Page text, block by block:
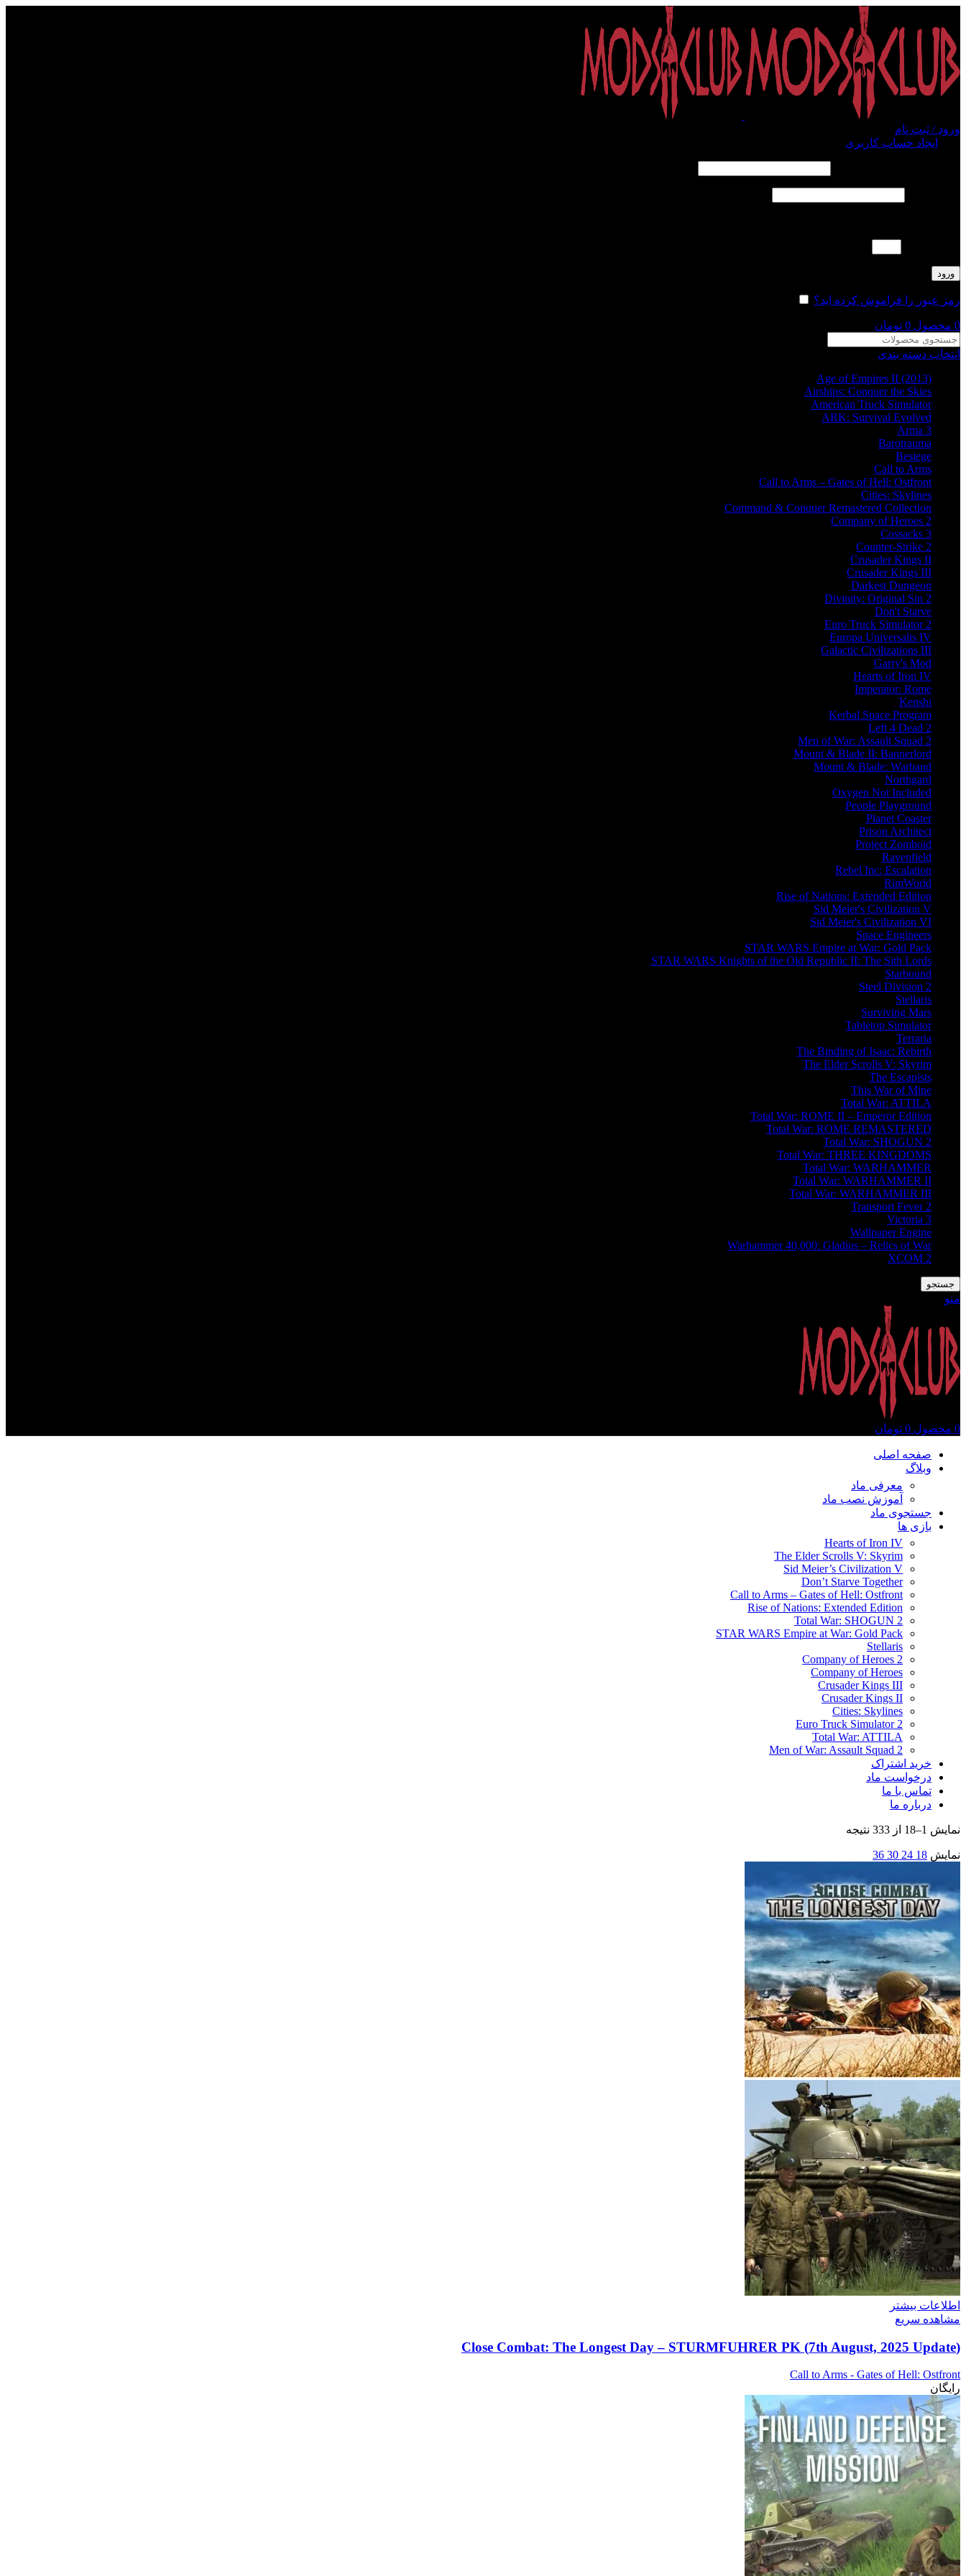
ورود / ثبت نام
ایجاد حساب کاربری
ورود
رمز عبور را فراموش کرده اید؟
0 محصول 0 تومان
انتخاب دسته بندی
Age of Empires II (2013)
Airships: Conquer the Skies
American Truck Simulator
ARK: Survival Evolved
Arma 3
Barotrauma
Besiege
Call to Arms
Call to Arms – Gates of Hell: Ostfront
Cities: Skylines
Command & Conquer Remastered Collection
Company of Heroes 2
Cossacks 3
Counter-Strike 2
Crusader Kings II
Crusader Kings III
Darkest Dungeon
Divinity: Original Sin 2
Don't Starve
Euro Truck Simulator 2
Europa Universalis IV
Galactic Civilizations III
Garry's Mod
Hearts of Iron IV
Imperator: Rome
Kenshi
Kerbal Space Program
Left 4 Dead 2
Men of War: Assault Squad 2
Mount & Blade II: Bannerlord
Mount & Blade: Warband
Northgard
Oxygen Not Included
People Playground
Planet Coaster
Prison Architect
Project Zomboid
Ravenfield
Rebel Inc: Escalation
RimWorld
Rise of Nations: Extended Edition
Sid Meier's Civilization V
Sid Meier's Civilization VI
Space Engineers
STAR WARS Empire at War: Gold Pack
STAR WARS Knights of the Old Republic II: The Sith Lords
Starbound
Steel Division 2
Stellaris
Surviving Mars
Tabletop Simulator
Terraria
The Binding of Isaac: Rebirth
The Elder Scrolls V: Skyrim
The Escapists
This War of Mine
Total War: ATTILA
Total War: ROME II – Emperor Edition
Total War: ROME REMASTERED
Total War: SHOGUN 2
Total War: THREE KINGDOMS
Total War: WARHAMMER
Total War: WARHAMMER II
Total War: WARHAMMER III
Transport Fever 2
Victoria 3
Wallpaper Engine
Warhammer 40,000: Gladius – Relics of War
XCOM 2
جستجو
منو
0 محصول 0 تومان
صفحه اصلی
وبلاگ
معرفی ماد
آموزش نصب ماد
جستجوی ماد
بازی ها
Hearts of Iron IV
The Elder Scrolls V: Skyrim
Sid Meier’s Civilization V
Don’t Starve Together
Call to Arms – Gates of Hell: Ostfront
Rise of Nations: Extended Edition
Total War: SHOGUN 2
STAR WARS Empire at War: Gold Pack
Stellaris
Company of Heroes 2
Company of Heroes
Crusader Kings III
Crusader Kings II
Cities: Skylines
Euro Truck Simulator 2
Total War: ATTILA
Men of War: Assault Squad 2
خرید اشتراک
درخواست ماد
تماس با ما
درباره ما
نمایش 1–18 از 333 نتیجه
نمایش 18
24
30
36
اطلاعات بیشتر
مشاهده سریع
(7th August, 2025 Update) Close Combat: The Longest Day – STURMFUHRER PK
Call to Arms - Gates of Hell: Ostfront
رایگان